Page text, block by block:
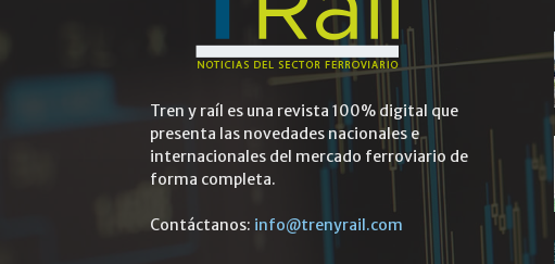
Tren y raíl es una revista 100% digital que
presenta las novedades nacionales e
internacionales del mercado ferroviario de
forma completa.
Contáctanos: info@trenyrail.com